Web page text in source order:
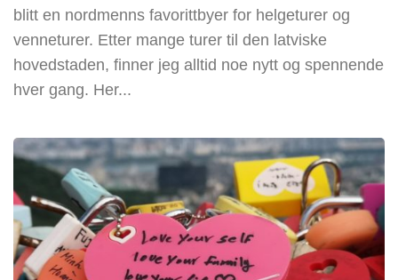
blitt en nordmenns favorittbyer for helgeturer og
venneturer. Etter mange turer til den latviske
hovedstaden, finner jeg alltid noe nytt og spennende
hver gang. Her...